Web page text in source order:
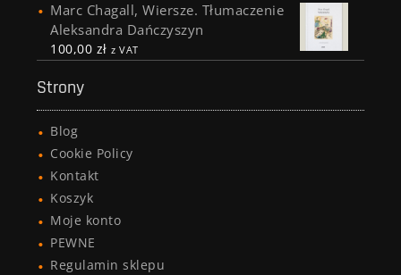
Marc Chagall, Wiersze. Tłumaczenie
Aleksandra Dańczyszyn
100,00 zł z VAT
Strony
Blog
Cookie Policy
Kontakt
Koszyk
Moje konto
PEWNE
Regulamin sklepu